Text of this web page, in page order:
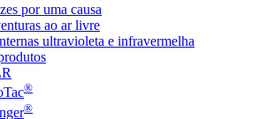
por uma causa
ao ar livre
ultravioleta e infravermelha
®
®